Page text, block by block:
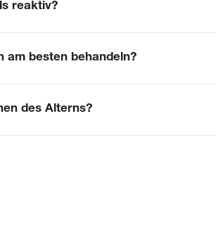
reaktiv?
am besten behandeln?
des Alterns?